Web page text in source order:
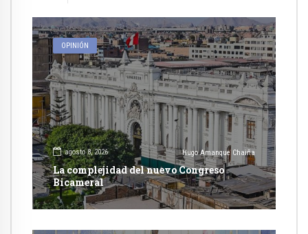
OPINIÓN
agosto 8, 2026 Hugo Amanque Chaiña
La complejidad del nuevo Congreso
Bicameral